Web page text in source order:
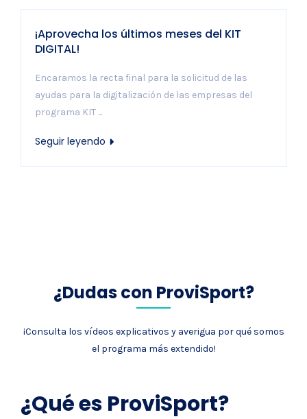
¡Aprovecha los últimos meses del KIT
DIGITAL!
Encaramos la recta final para la solicitud de las
ayudas para la digitalización de las empresas del
programa KIT ...
Seguir leyendo
¿Dudas con ProviSport?
¡Consulta los vídeos explicativos y averigua por qué somos
el programa más extendido!
¿Qué es ProviSport?